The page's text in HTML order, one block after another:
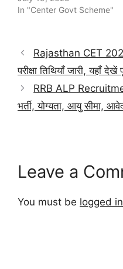
In "Center Govt Scheme"
Rajasthan CET
परीक्षा तिथियाँ जारी, यहाँ देखें
RRB ALP
भर्ती, योग्यता, आयु सीमा,
Leave a
You must be logged in